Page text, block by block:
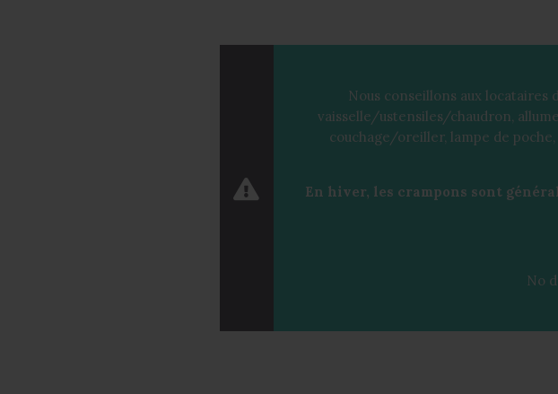
Nous conseillons aux locataires
vaisselle/ustensiles/chaudron,
couchage/oreiller, lampe de
En hiver, les crampons sont
No